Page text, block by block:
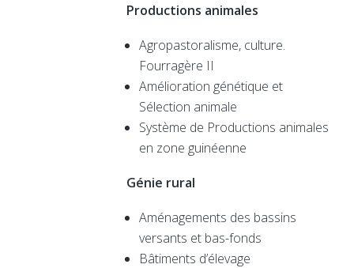
Productions animales
Agropastoralisme, culture.
Fourragère II
Amélioration génétique et
Sélection animale
Système de Productions animales
en zone guinéenne
Génie rural
Aménagements des bassins
versants et bas-fonds
Bâtiments d’élevage